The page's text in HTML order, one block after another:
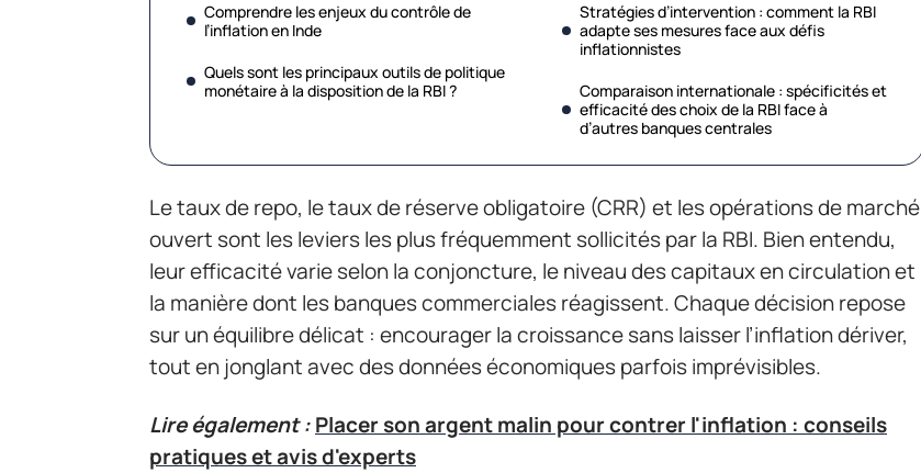
Comprendre les enjeux du contrôle de
l’inflation en Inde
Quels sont les principaux outils de politique
monétaire à la disposition de la RBI ?
Stratégies d’intervention : comment la RBI
adapte ses mesures face aux défis
inflationnistes
Comparaison internationale : spécificités et
efficacité des choix de la RBI face à
d’autres banques centrales
Le taux de repo, le taux de réserve obligatoire (CRR) et les opérations de marché
ouvert sont les leviers les plus fréquemment sollicités par la RBI. Bien entendu,
leur efficacité varie selon la conjoncture, le niveau des capitaux en circulation et
la manière dont les banques commerciales réagissent. Chaque décision repose
sur un équilibre délicat : encourager la croissance sans laisser l’inflation dériver,
tout en jonglant avec des données économiques parfois imprévisibles.
Lire également :Placer son argent malin pour contrer l'inflation : conseils
pratiques et avis d'experts